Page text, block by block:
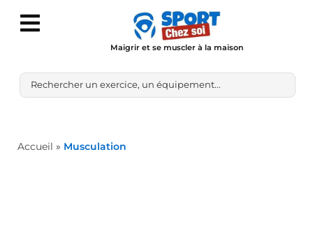
Maigrir et se muscler à la maison
Accueil » Musculation